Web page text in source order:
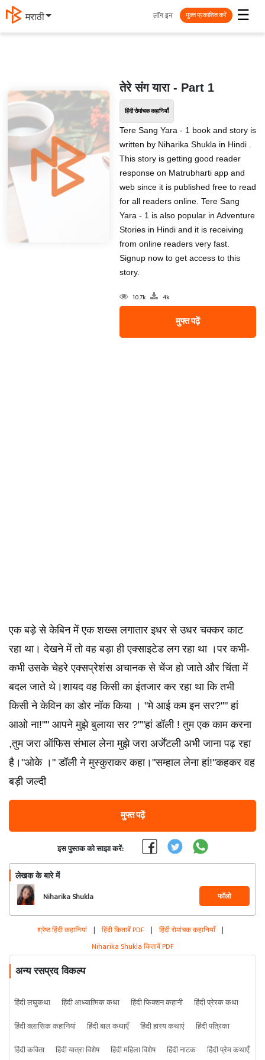
मराठी ☰
लॉग इन मुक्त प्रकाशित करें
तेरे संग यारा ️️- Part 1
हिंदी रोमांचक कहानियाँ
Tere Sang Yara - 1 book and story is
written by Niharika Shukla in Hindi .
This story is getting good reader
response on Matrubharti app and
web since it is published free to read
for all readers online. Tere Sang
Yara - 1 is also popular in Adventure
Stories in Hindi and it is receiving
from online readers very fast.
Signup now to get access to this
story.
10.7k 4k
मुफ्त पढ़ें
एक बड़े से केबिन में एक शख्स लगातार इधर से उधर चक्कर काट
रहा था। देखने में तो वह बड़ा ही एक्साइटेड लग रहा था ।पर कभी-
कभी उसके चेहरे एक्सप्रेशंस अचानक से चेंज हो जाते और चिंता में
बदल जाते थे।शायद वह किसी का इंतजार कर रहा था कि तभी
किसी ने केविन का डोर नॉक किया । "मे आई कम इन सर?"" हां
आओ ना!"" आपने मुझे बुलाया सर ?""हां डॉली ! तुम एक काम करना
,तुम जरा ऑफिस संभाल लेना मुझे जरा अर्जेंटली अभी जाना पढ़ रहा
है।"ओके ।" डॉली ने मुस्कुराकर कहा।"सम्हाल लेना हां!"कहकर वह
बड़ी जल्दी
मुफ्त पढ़ें
इस पुस्तक को साझा करें:
लेखक के बारे में
Niharika Shukla फॉलो
श्रेष्ठ हिंदी कहानियां | हिंदी किताबें PDF | हिंदी रोमांचक कहानियाँ |
Niharika Shukla किताबें PDF
अन्य रसप्रद विकल्प
हिंदी लघुकथा हिंदी आध्यात्मिक कथा हिंदी फिक्शन कहानी
हिंदी प्रेरक कथा
हिंदी क्लासिक कहानियां
हिंदी बाल कथाएँ हिंदी हास्य कथाएं
हिंदी पत्रिका
हिंदी कविता
हिंदी यात्रा विशेष हिंदी महिला विशेष हिंदी नाटक हिंदी प्रेम कथाएँ